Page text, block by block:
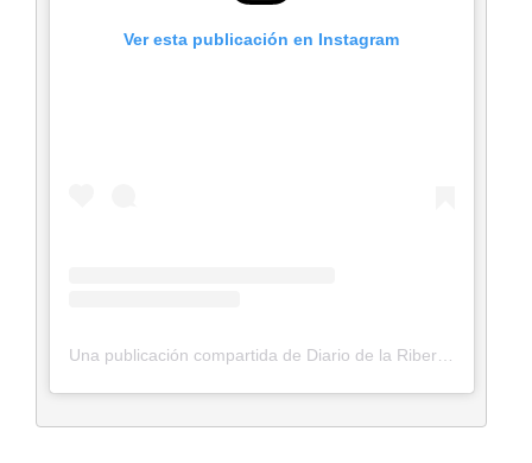
Ver esta publicación en Instagram